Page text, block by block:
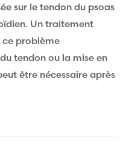
sur le tendon du psoas
Un traitement
problème
tendon ou la mise en
être nécessaire après